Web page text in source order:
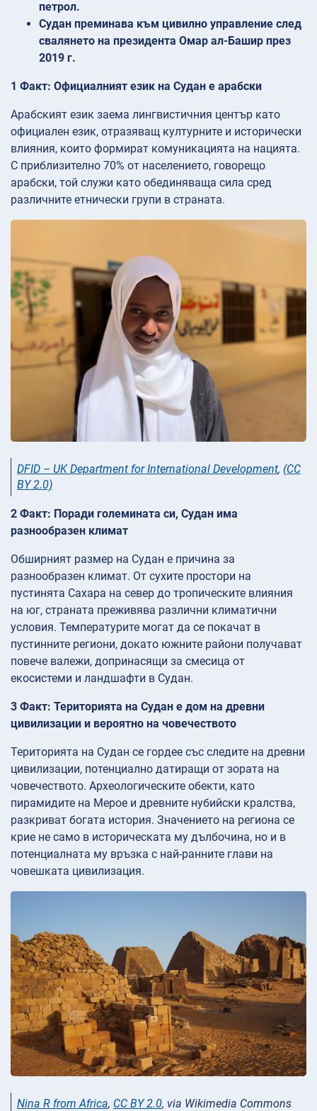
петрол.
Судан преминава към цивилно управление след
свалянето на президента Омар ал-Башир през
2019 г.
1 Факт: Официалният език на Судан е арабски
Арабският език заема лингвистичния център като
официален език, отразяващ културните и исторически
влияния, които формират комуникацията на нацията.
С приблизително 70% от населението, говорещо
арабски, той служи като обединяваща сила сред
различните етнически групи в страната.
DFID – UK Department for International Development, (CC
BY 2.0)
2 Факт: Поради големината си, Судан има
разнообразен климат
Обширният размер на Судан е причина за
разнообразен климат. От сухите простори на
пустинята Сахара на север до тропическите влияния
на юг, страната преживява различни климатични
условия. Температурите могат да се покачат в
пустинните региони, докато южните райони получават
повече валежи, допринасящи за смесица от
екосистеми и ландшафти в Судан.
3 Факт: Територията на Судан е дом на древни
цивилизации и вероятно на човечеството
Територията на Судан се гордее със следите на древни
цивилизации, потенциално датиращи от зората на
човечеството. Археологическите обекти, като
пирамидите на Мерое и древните нубийски кралства,
разкриват богата история. Значението на региона се
крие не само в историческата му дълбочина, но и в
потенциалната му връзка с най-ранните глави на
човешката цивилизация.
Nina R from Africa, CC BY 2.0, via Wikimedia Commons